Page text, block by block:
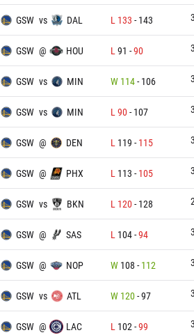
GSW vs DAL L 133 - 143
GSW @ HOU L 91 -90
GSW vs MIN W 114- 106
GSW vs MIN L 90- 107
GSW @ DEN L 119 - 115
GSW @ PHX L 113 - 105
GSW vs BKN L 120- 128
GSW @ SAS L 104-94
GSW @ NOP W 108 - 112
GSW vs ATL W 120-97
GSW @ LAC L 102 -99